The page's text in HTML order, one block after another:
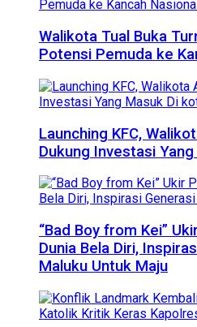
Walikota Tual Buka
Potensi Pemuda ke
Launching KFC,
Dukung Investasi
“Bad Boy from Kei”
Dunia Bela Diri,
Maluku Untuk Maju